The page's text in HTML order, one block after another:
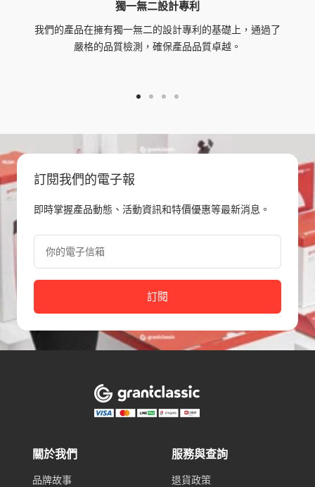
獨一無二設計專利
我們的產品在擁有獨一無二的設計專利的基礎上，通過了
嚴格的品質檢測，確保產品品質卓越。
1
2
3
4
訂閱我們的電子報
即時掌握產品動態、活動資訊和特價優惠等最新消息。
你的電子信箱
訂閱
關於我們
品牌故事
服務與查詢
退貨政策